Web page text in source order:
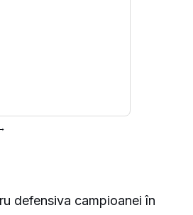
defensiva campioanei în